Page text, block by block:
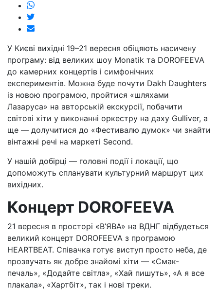
У Києві вихідні 19–21 вересня обіцяють насичену
програму: від великих шоу Monatik та DOROFEEVA
до камерних концертів і симфонічних
експериментів. Можна буде почути Dakh Daughters
із новою програмою, пройтися «шляхами
Лазаруса» на авторській екскурсії, побачити
світові хіти у виконанні оркестру на даху Gulliver, а
ще — долучитися до «Фестивалю думок» чи знайти
вінтажні речі на маркеті Second.
У нашій добірці — головні події і локації, що
допоможуть спланувати культурний маршрут цих
вихідних.
Концерт DOROFEEVA
21 вересня в просторі «В’ЯВА» на ВДНГ відбудеться
великий концерт DOROFEEVA з програмою
HEARTBEAT. Співачка готує виступ просто неба, де
прозвучать як добре знайомі хіти — «Смак-
печаль», «Додайте світла», «Хай пишуть», «А я все
плакала», «Хартбіт», так і нові треки.